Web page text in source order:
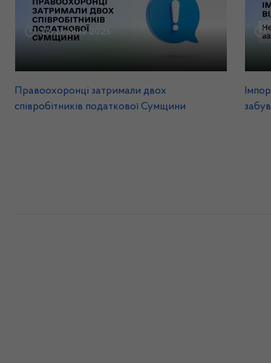
06 серпня 2026
Правоохоронці затримали двох
співробітників податкової Сумщини